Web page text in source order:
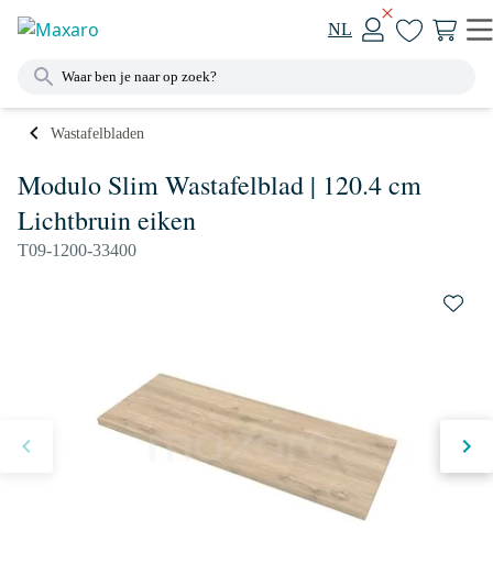
NL
Wastafelbladen
Modulo Slim Wastafelblad | 120.4 cm
Lichtbruin eiken
T09-1200-33400